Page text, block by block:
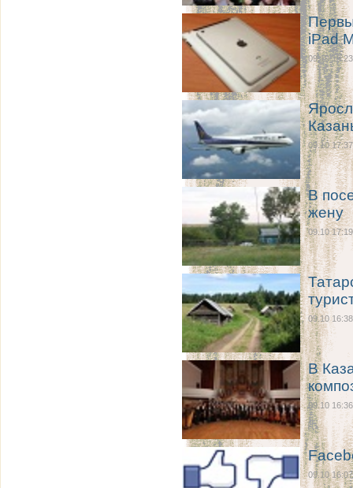
iPad
09.10 18:23
09.10 17:37
В
жену
09.10 17:19
09.10 16:38
В
09.10 16:36
09.10 16:07